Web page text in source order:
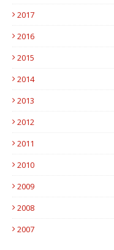
2017
2016
2015
2014
2013
2012
2011
2010
2009
2008
2007